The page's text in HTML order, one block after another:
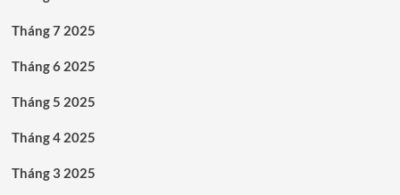
Tháng 7 2025
Tháng 6 2025
Tháng 5 2025
Tháng 4 2025
Tháng 3 2025